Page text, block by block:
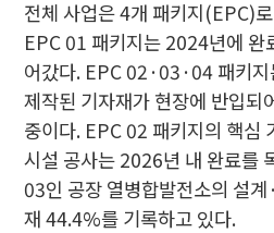
전체 사업은 4개 패키지(EPC)
EPC 01 패키지는 2024년에 완
어갔다. EPC 02·03·04 패키지
제작된 기자재가 현장에 반입되
중이다. EPC 02 패키지의 핵심
시설 공사는 2026년 내 완료를
03인 공장 열병합발전소의 설
재 44.4%를 기록하고 있다.